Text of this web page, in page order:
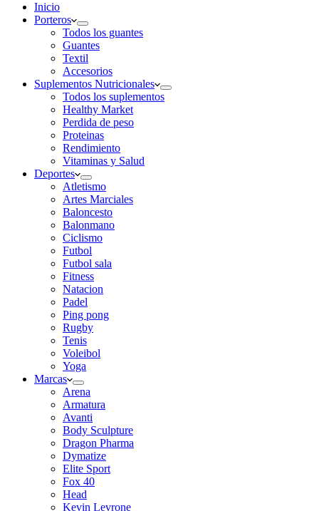
Inicio
Porteros
Todos los guantes
Guantes
Textil
Accesorios
Suplementos Nutricionales
Todos los suplementos
Healthy Market
Perdida de peso
Proteinas
Rendimiento
Vitaminas y Salud
Deportes
Atletismo
Artes Marciales
Baloncesto
Balonmano
Ciclismo
Futbol
Futbol sala
Fitness
Natacion
Padel
Ping pong
Rugby
Tenis
Voleibol
Yoga
Marcas
Arena
Armatura
Avanti
Body Sculpture
Dragon Pharma
Dymatize
Elite Sport
Fox 40
Head
Kevin Levrone